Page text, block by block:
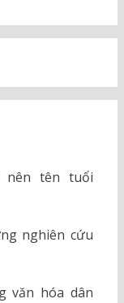
nên tên tuổi
nghiên cứu
văn hóa dân